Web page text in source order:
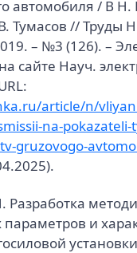
автомобиля / В
Тумасов // Труды
– №3 (126). –
сайте Науч.
article/n/
na-pokazateli-
gruzovogo-
Разработка
параметров и
установки